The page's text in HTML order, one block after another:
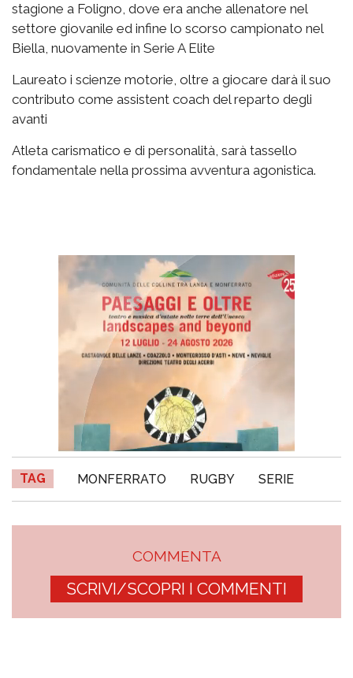
stagione a Foligno, dove era anche allenatore nel
settore giovanile ed infine lo scorso campionato nel
Biella, nuovamente in Serie A Elite
Laureato i scienze motorie, oltre a giocare darà il suo
contributo come assistent coach del reparto degli
avanti
Atleta carismatico e di personalità, sarà tassello
fondamentale nella prossima avventura agonistica.
TAG MONFERRATO RUGBY SERIE
COMMENTA
SCRIVI/SCOPRI I COMMENTI